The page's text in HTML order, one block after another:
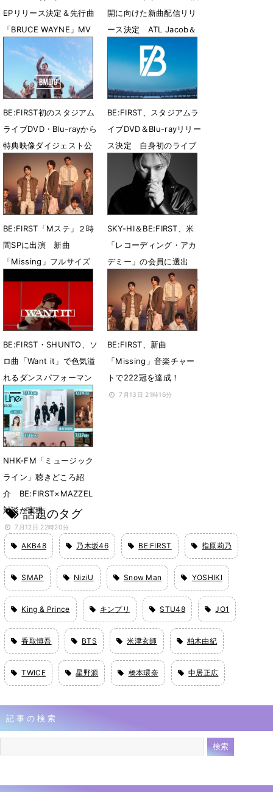
EPリリース決定＆先行曲
「BRUCE WAYNE」MV
7月31日 23時27分
開に向けた新曲配信リリ
ース決定 ATL Jacob＆
Flo Milliとコラボ
7月28日 08時00分
BE:FIRST初のスタジアム
ライブDVD・Blu-rayから
特典映像ダイジェスト公
7月26日 12時42分
BE:FIRST、スタジアムラ
イブDVD＆Blu-rayリリー
ス決定 自身初のライブ
音源CDも収録
7月21日 13時56分
BE:FIRST「Mステ」２時
間SPに出演 新曲
「Missing」フルサイズ
7月18日 11時08分
SKY-HI＆BE:FIRST、米
「レコーディング・アカ
デミー」の会員に選出
「第69回グラミー賞」へ
の投票および出席資格を
獲得
7月16日 10時04分
BE:FIRST・SHUNTO、ソ
ロ曲「Want it」で色気溢
れるダンスパフォーマン
スを披露
7月14日 21時08分
BE:FIRST、新曲
「Missing」音楽チャー
トで222冠を達成！
7月13日 21時16分
NHK-FM「ミュージック
ライン」聴きどころ紹
介 BE:FIRST×MAZZEL
対談が実現
7月12日 22時20分
話題のタグ
AKB48 乃木坂46 BE:FIRST 指原莉乃
SMAP NiziU Snow Man YOSHIKI
King & Prince キンプリ STU48 JO1
香取慎吾 BTS 米津玄師 柏木由紀
TWICE 星野源 橋本環奈 中居正広
記事の検索